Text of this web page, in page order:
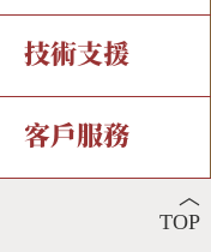
全字庫現況
專有名詞介紹
部件查詢
注音查詢
技術支援
造字解決方案
Web Service
客戶服務
︿
TOP